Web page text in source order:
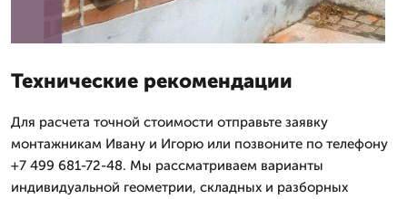
Технические рекомендации
Для расчета точной стоимости отправьте заявку
монтажникам Ивану и Игорю или позвоните по телефону
+7 499 681-72-48. Мы рассматриваем варианты
индивидуальной геометрии, складных и разборных